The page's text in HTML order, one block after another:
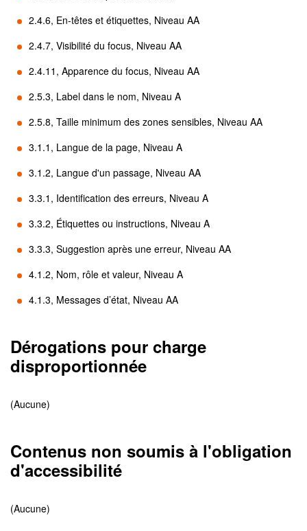
2.4.6, En-têtes et étiquettes, Niveau AA
2.4.7, Visibilité du focus, Niveau AA
2.4.11, Apparence du focus, Niveau AA
2.5.3, Label dans le nom, Niveau A
2.5.8, Taille minimum des zones sensibles, Niveau AA
3.1.1, Langue de la page, Niveau A
3.1.2, Langue d'un passage, Niveau AA
3.3.1, Identification des erreurs, Niveau A
3.3.2, Étiquettes ou instructions, Niveau A
3.3.3, Suggestion après une erreur, Niveau AA
4.1.2, Nom, rôle et valeur, Niveau A
4.1.3, Messages d’état, Niveau AA
Dérogations pour charge
disproportionnée
(Aucune)
Contenus non soumis à l'obligation
d'accessibilité
(Aucune)